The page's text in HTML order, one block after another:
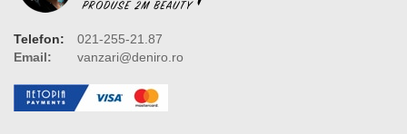
Telefon:
021-255-21.87
Email:
vanzari@deniro.ro